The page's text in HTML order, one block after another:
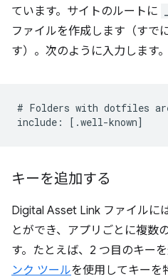
ています。サイトのルートに
ファイルを作成します（すで
す）。次のように入力します。
# Folders with dotfiles
キーを追加する
Digital Asset Link ファイルに
とができ、アプリごとに複数
す。たとえば、2 つ目のキーを
ンク ツールを使用してキーを